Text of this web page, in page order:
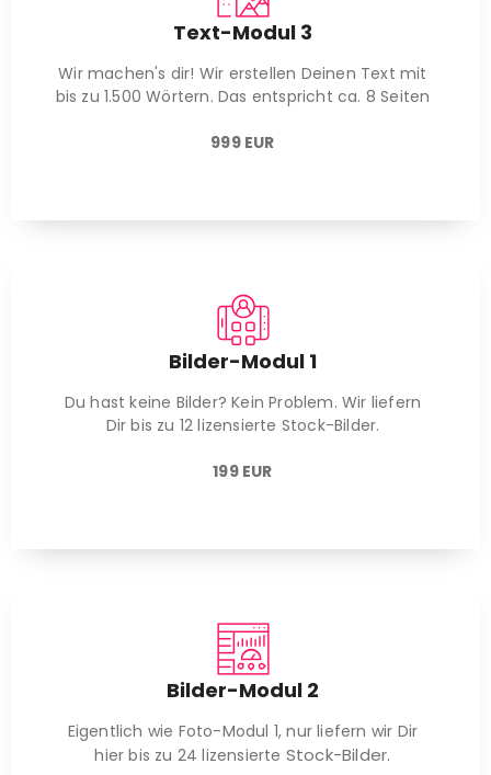
Text-Modul 3
Wir machen's dir! Wir erstellen Deinen Text mit
bis zu 1.500 Wörtern. Das entspricht ca. 8 Seiten
999 EUR
Bilder-Modul 1
Du hast keine Bilder? Kein Problem. Wir liefern
Dir bis zu 12 lizensierte Stock-Bilder.
199 EUR
Bilder-Modul 2
Eigentlich wie Foto-Modul 1, nur liefern wir Dir
hier bis zu 24 lizensierte Stock-Bilder.